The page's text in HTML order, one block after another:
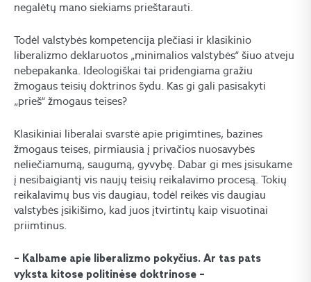
negalėtų mano siekiams prieštarauti.
Todėl valstybės kompetencija plečiasi ir klasikinio
liberalizmo deklaruotos „minimalios valstybės“ šiuo atveju
nebepakanka. Ideologiškai tai pridengiama gražiu
žmogaus teisių doktrinos šydu. Kas gi gali pasisakyti
„prieš“ žmogaus teises?
Klasikiniai liberalai svarstė apie prigimtines, bazines
žmogaus teises, pirmiausia į privačios nuosavybės
neliečiamumą, saugumą, gyvybę. Dabar gi mes įsisukame
į nesibaigiantį vis naujų teisių reikalavimo procesą. Tokių
reikalavimų bus vis daugiau, todėl reikės vis daugiau
valstybės įsikišimo, kad juos įtvirtintų kaip visuotinai
priimtinus.
– Kalbame apie liberalizmo pokyčius. Ar tas pats
vyksta kitose politinėse doktrinose –